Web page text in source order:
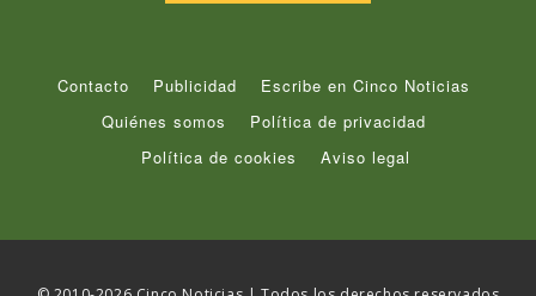
Contacto Publicidad
Escribe en Cinco Noticias
Quiénes somos
Política de privacidad
Política de cookies
Aviso legal